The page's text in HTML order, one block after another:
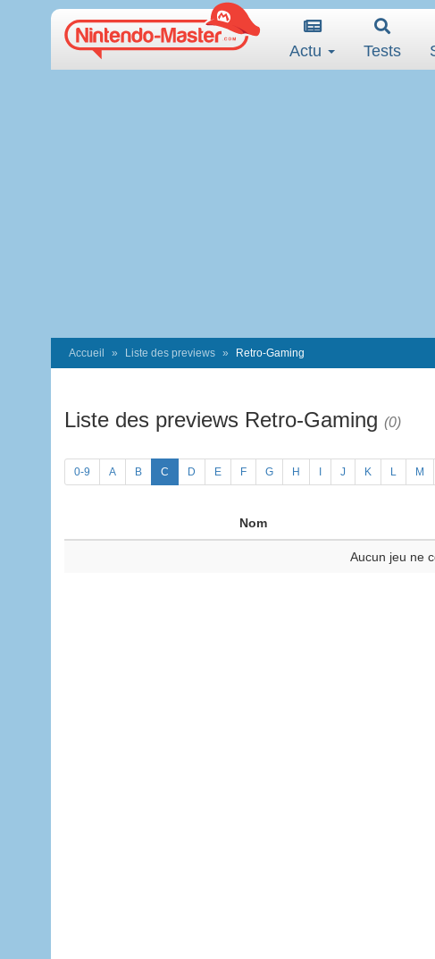
Actu Tests
Accueil Liste des previews Retro-Gaming
Liste des previews Retro-Gaming (0)
0-9 A B C D E F G H J K L M
Nom
Aucun jeu ne